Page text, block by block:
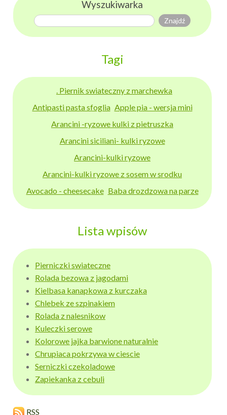
Wyszukiwarka
Tagi
. Piernik swiateczny z marchewka
Antipasti pasta sfoglia Apple pia - wersja mini
Arancini -ryzowe kulki z pietruszka
Arancini siciliani- kulki ryzowe
Arancini-kulki ryzowe
Arancini-kulki ryzowe z sosem w srodku
Avocado - cheesecake Baba drozdzowa na parze
Lista wpisów
Pierniczki swiateczne
Rolada bezowa z jagodami
Kielbasa kanapkowa z kurczaka
Chlebek ze szpinakiem
Rolada z nalesnikow
Kuleczki serowe
Kolorowe jajka barwione naturalnie
Chrupiaca pokrzywa w ciescie
Serniczki czekoladowe
Zapiekanka z cebuli
RSS